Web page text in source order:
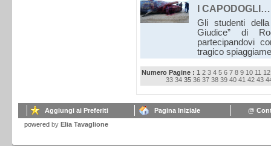
I
Gli studenti
Giudice” di
partecipandovi
tragico
Numero Pagine : 1 2 3 4 5 6 7 8 9 10 11 12
33 34 35 36 37 38 39 40 41 42 43
Aggiungi ai Preferiti Pagina Iniziale
@
powered by Elia Tavaglione